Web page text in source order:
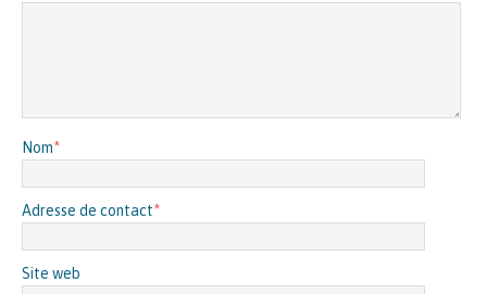
Nom*
Adresse de contact*
Site web